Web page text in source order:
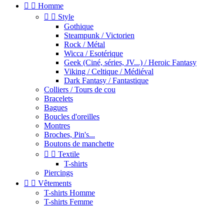
  Homme
  Style
Gothique
Steampunk / Victorien
Rock / Métal
Wicca / Esotérique
Geek (Ciné, séries, JV...) / Heroic Fantasy
Viking / Celtique / Médiéval
Dark Fantasy / Fantastique
Colliers / Tours de cou
Bracelets
Bagues
Boucles d'oreilles
Montres
Broches, Pin's...
Boutons de manchette
  Textile
T-shirts
Piercings
  Vêtements
T-shirts Homme
T-shirts Femme